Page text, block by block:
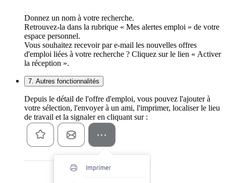
Donnez un nom à votre recherche.
Retrouvez-la dans la rubrique « Mes alertes emploi » de votre
espace personnel.
Vous souhaitez recevoir par e-mail les nouvelles offres
d'emploi liées à votre recherche ? Cliquez sur le lien « Activer
la réception ».
7. Autres fonctionnalités
Depuis le détail de l'offre d'emploi, vous pouvez l'ajouter à
votre sélection, l'envoyer à un ami, l'imprimer, localiser le lieu
de travail et la signaler en cliquant sur :